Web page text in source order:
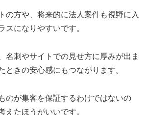
の方や、将来的に法人案件も視野に入
スになりやすいです。
名刺やサイトでの見せ方に厚みが出ま
ときの安心感にもつながります。
のが集客を保証するわけではないの
えたほうがいいです。